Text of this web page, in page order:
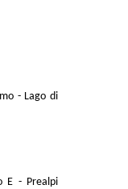
- Lago di
E - Prealpi